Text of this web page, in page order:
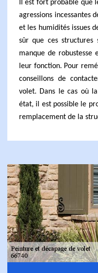
Il est fort probable que
agressions incessantes
et les humidités issues
sûr que ces structures
manque de robustesse
leur fonction. Pour
conseillons de
volet. Dans le cas où
état, il est possible le
remplacement de la